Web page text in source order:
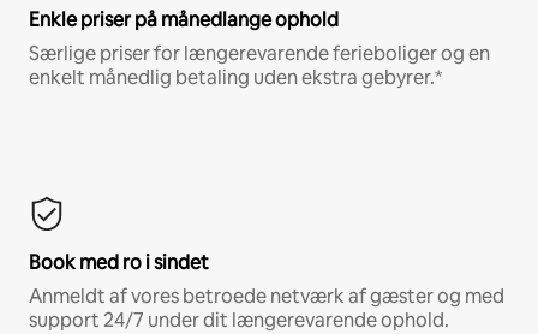
Enkle priser på månedlange ophold
Særlige priser for længerevarende ferieboliger og en
enkelt månedlig betaling uden ekstra gebyrer.*
Book med ro i sindet
Anmeldt af vores betroede netværk af gæster og med
support 24/7 under dit længerevarende ophold.